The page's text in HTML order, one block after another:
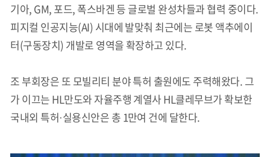
기아, GM, 포드, 폭스바겐 등 글로벌 완성차들과 협력 중이다.
피지컬 인공지능(AI) 시대에 발맞춰 최근에는 로봇 액추에이
터(구동장치) 개발로 영역을 확장하고 있다.
조 부회장은 또 모빌리티 분야 특허 출원에도 주력해왔다. 그
가 이끄는 HL만도와 자율주행 계열사 HL클레무브가 확보한
국내외 특허·실용신안은 총 1만여 건에 달한다.